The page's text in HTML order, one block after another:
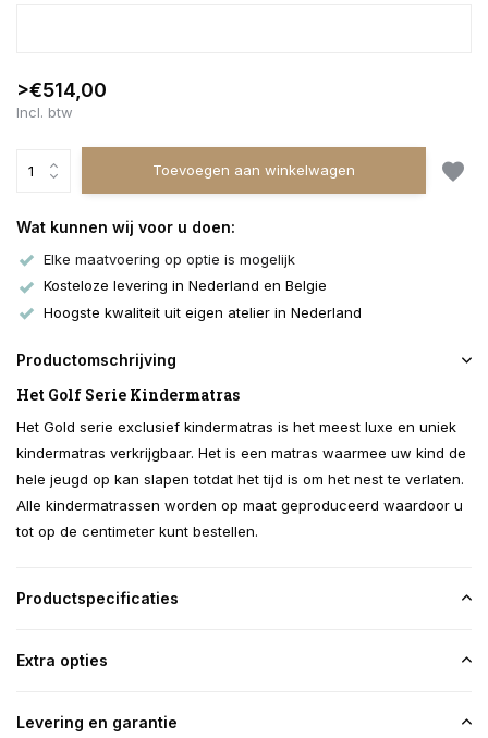
>€514,00
Incl. btw
Toevoegen aan winkelwagen
Wat kunnen wij voor u doen:
Elke maatvoering op optie is mogelijk
Kosteloze levering in Nederland en Belgie
Hoogste kwaliteit uit eigen atelier in Nederland
Productomschrijving
Het Golf Serie Kindermatras
Het Gold serie exclusief kindermatras is het meest luxe en uniek
kindermatras verkrijgbaar. Het is een matras waarmee uw kind de
hele jeugd op kan slapen totdat het tijd is om het nest te verlaten.
Alle kindermatrassen worden op maat geproduceerd waardoor u
tot op de centimeter kunt bestellen.
Productspecificaties
Extra opties
Levering en garantie